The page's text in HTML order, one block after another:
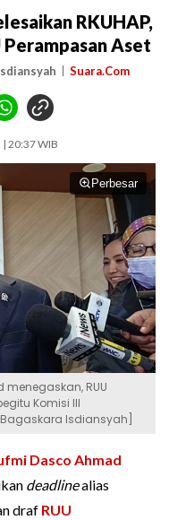
RKUHAP,
Perampasan Aset
Suara.Com
| 20:37 WIB
Perbesar
menegaskan, RUU
Komisi III
Isdiansyah]
Dasco Ahmad
deadlinealias
draf RUU